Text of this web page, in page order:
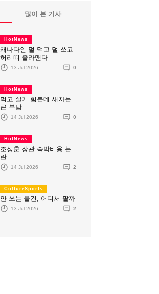
많이 본 기사
HotNews
캐나다인 덜 먹고 덜 쓰고
허리띠 졸라맨다
13 Jul 2026 0
HotNews
먹고 살기 힘든데 새차는
큰 부담
14 Jul 2026 0
HotNews
조성훈 장관 숙박비용 논
란
14 Jul 2026 2
CultureSports
안 쓰는 물건, 어디서 팔까
13 Jul 2026 2